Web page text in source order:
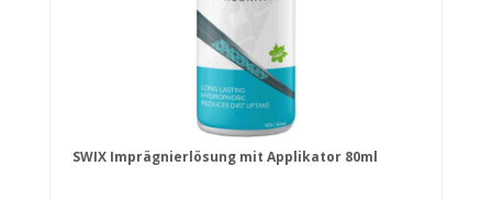
SWIX Imprägnierlösung mit Applikator 80ml